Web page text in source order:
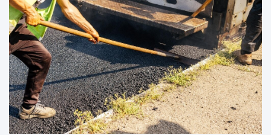
ó
c
i
ć
u
w
a
g
ę
p
r
e
ł
e
n
w
s
p
a
r
c
i